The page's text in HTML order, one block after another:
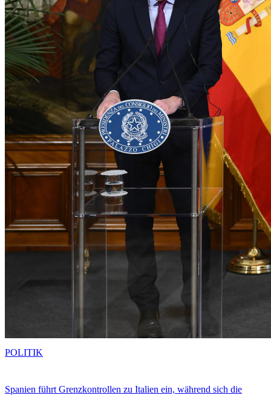
Spanien führt Grenzkontrollen zu Italien ein, während sich die
POLITIK